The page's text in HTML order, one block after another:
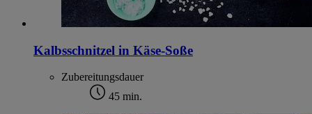
Kalbsschnitzel in Käse-Soße
Zubereitungsdauer
45 min.